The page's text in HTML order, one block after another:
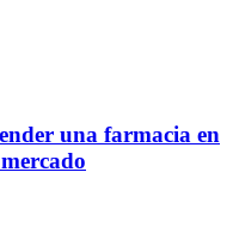
una farmacia en